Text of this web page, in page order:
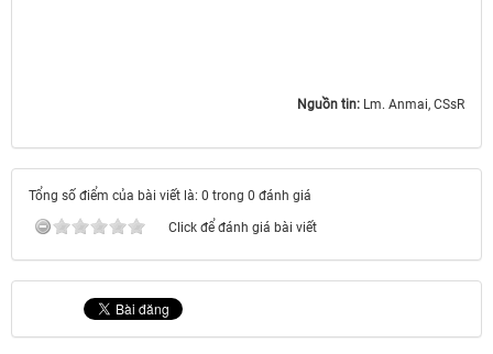
Nguồn tin: Lm. Anmai, CSsR
Tổng số điểm của bài viết là: 0 trong 0 đánh giá
Click để đánh giá bài viết